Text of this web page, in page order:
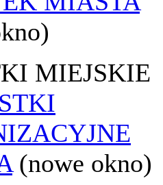
MIEJSKIE
(nowe okno)